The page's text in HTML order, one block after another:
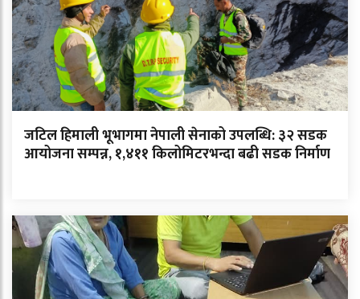
जटिल हिमाली भूभागमा नेपाली सेनाको उपलब्धि: ३२ सडक
आयोजना सम्पन्न, १,४११ किलोमिटरभन्दा बढी सडक निर्माण